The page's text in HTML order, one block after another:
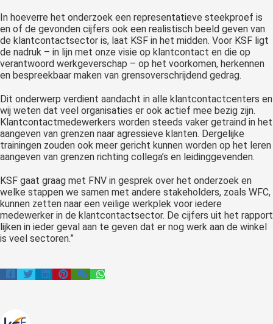
In hoeverre het onderzoek een representatieve steekproef is
en of de gevonden cijfers ook een realistisch beeld geven van
de klantcontactsector is, laat KSF in het midden. Voor KSF ligt
de nadruk – in lijn met onze visie op klantcontact en die op
verantwoord werkgeverschap – op het voorkomen, herkennen
en bespreekbaar maken van grensoverschrijdend gedrag.
Dit onderwerp verdient aandacht in alle klantcontactcenters en
wij weten dat veel organisaties er ook actief mee bezig zijn.
Klantcontactmedewerkers worden steeds vaker getraind in het
aangeven van grenzen naar agressieve klanten. Dergelijke
trainingen zouden ook meer gericht kunnen worden op het leren
aangeven van grenzen richting collega’s en leidinggevenden.
KSF gaat graag met FNV in gesprek over het onderzoek en
welke stappen we samen met andere stakeholders, zoals WFC,
kunnen zetten naar een veilige werkplek voor iedere
medewerker in de klantcontactsector. De cijfers uit het rapport
lijken in ieder geval aan te geven dat er nog werk aan de winkel
is veel sectoren.”